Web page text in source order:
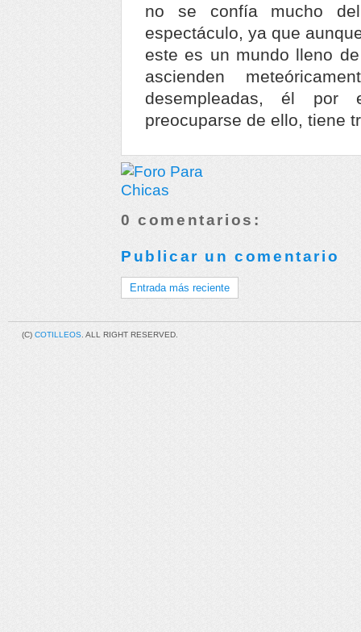
no se confía mucho
espectáculo, ya que
este es un mundo lleno
ascienden
desempleadas, él
preocuparse de ello, tiene
0 comentarios:
Publicar un comentario
Entrada más reciente
(C) COTILLEOS . ALL RIGHT RESERVED.